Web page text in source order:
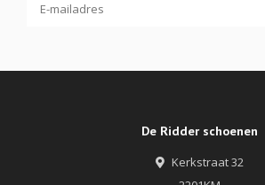
De Ridder schoenen
Kerkstraat 32